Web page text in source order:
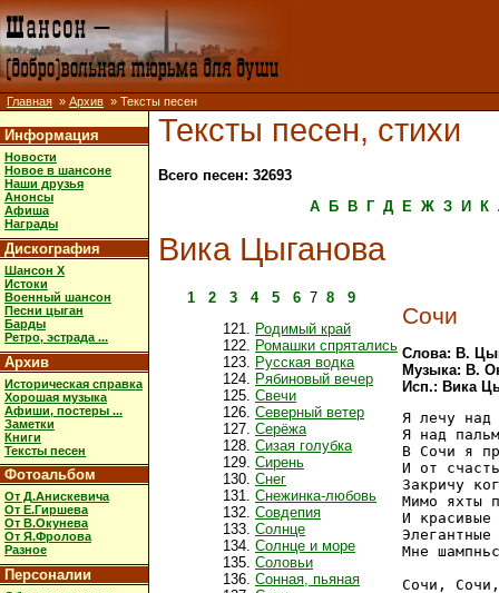
Главная » Архив » Тексты песен
Информация
Новости
Новое в шансоне
Наши друзья
Анонсы
Афиша
Награды
Дискография
Шансон X
Истоки
Военный шансон
Песни цыган
Барды
Ретро, эстрада ...
Архив
Историческая справка
Хорошая музыка
Афиши, постеры ...
Заметки
Книги
Тексты песен
Фотоальбом
От Д.Анискевича
От Е.Гиршева
От В.Окунева
От Я.Фролова
Разное
Персоналии
Тексты песен, стихи
Всего песен: 32693
А
Б В Г Д Е Ж З И К
Вика Цыганова
1 2 3 4 5 6 7 8
9
Родимый край
Ромашки спрятались
Русская водка
Рябиновый вечер
Свечи
Северный ветер
Серёжа
Сизая голубка
Сирень
Снег
Снежинка-любовь
Совдепия
Солнце
Солнце и море
Соловьи
Сонная, пьяная
Сочи
Слова: В.
Музыка: В.
Исп.: Вика
Я лечу над
Я над
В Сочи я
И от
Закричу
Мимо яхты
И красивые
Элегантные
Мне
Сочи,